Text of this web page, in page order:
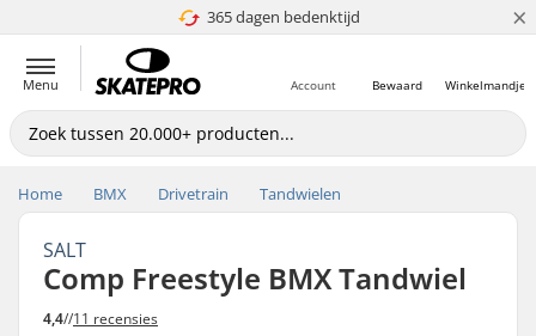
365 dagen bedenktijd
4.8 van 5 ×
Menu Winkelmandje
Bewaard
Account
Home BMX Drivetrain Tandwielen
SALT
Comp Freestyle BMX Tandwiel
4,4//11 recensies